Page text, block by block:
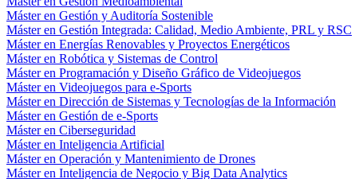
Máster en Gestión y Auditoría Sostenible
Máster en Gestión Integrada: Calidad, Medio Ambiente, PRL y RSC
Máster en Energías Renovables y Proyectos Energéticos
Máster en Robótica y Sistemas de Control
Máster en Programación y Diseño Gráfico de Videojuegos
Máster en Videojuegos para e-Sports
Máster en Dirección de Sistemas y Tecnologías de la Información
Máster en Gestión de e-Sports
Máster en Ciberseguridad
Máster en Inteligencia Artificial
Máster en Operación y Mantenimiento de Drones
Máster en Inteligencia de Negocio y Big Data Analytics